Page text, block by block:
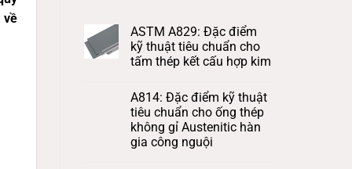
về
ASTM A829: Đặc điểm
kỹ thuật tiêu chuẩn cho
tấm thép kết cấu hợp kim
A814: Đặc điểm kỹ thuật
tiêu chuẩn cho ống thép
không gỉ Austenitic hàn
gia công nguội